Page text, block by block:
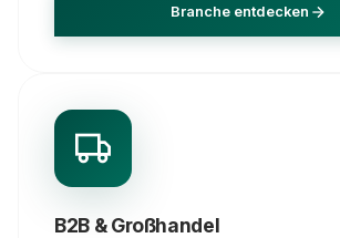
Branche entdecken
B2B & Großhandel